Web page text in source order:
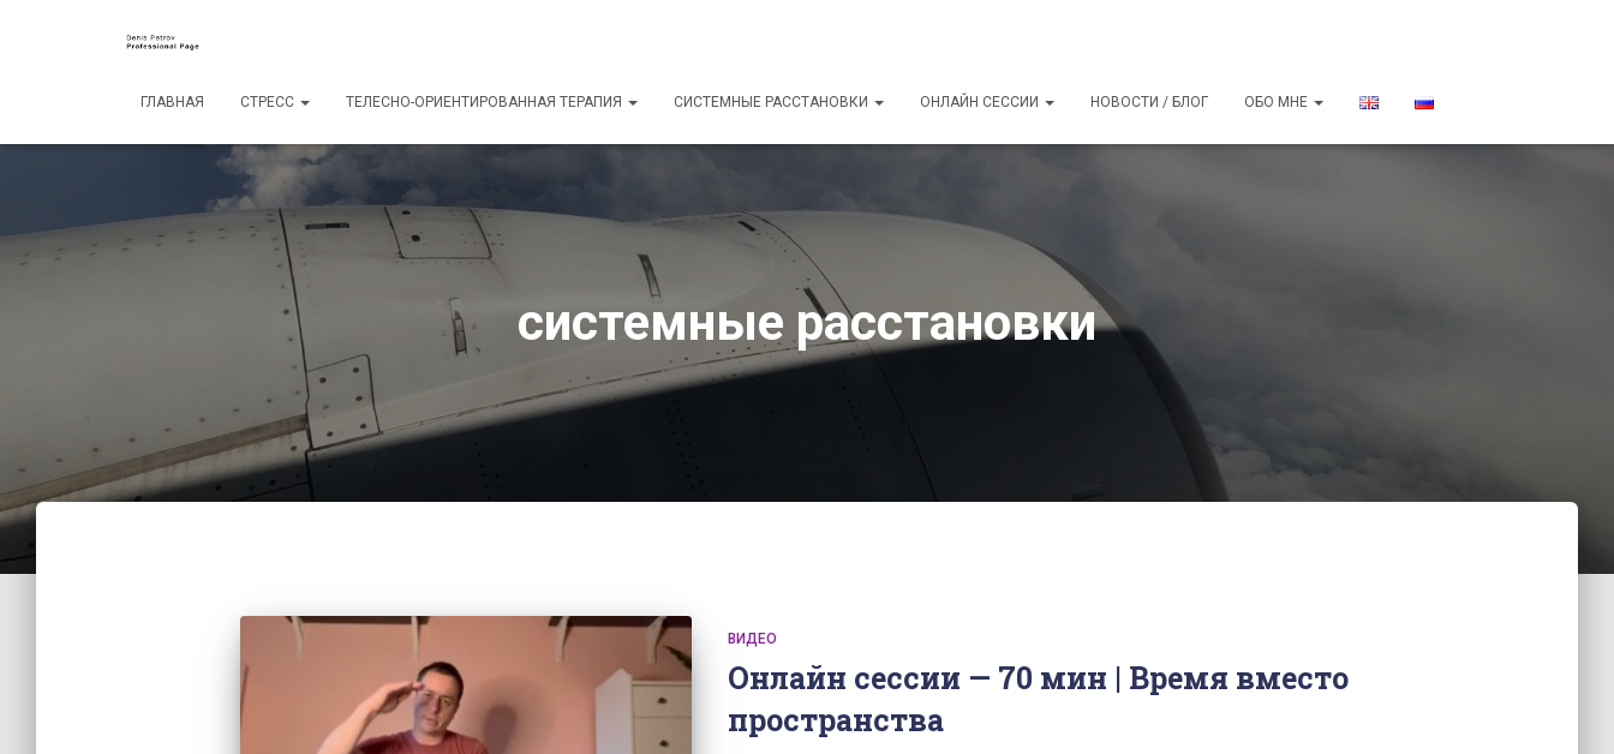
ГЛАВНАЯ СТРЕСС ТЕЛЕСНО-ОРИЕНТИРОВАННАЯ ТЕРАПИЯ СИСТЕМНЫЕ РАССТАНОВКИ ОНЛАЙН СЕССИИ НОВОСТИ / БЛОГ ОБО МНЕ
системные расстановки
ВИДЕО
Онлайн сессии — 70 мин | Время вместо
пространства